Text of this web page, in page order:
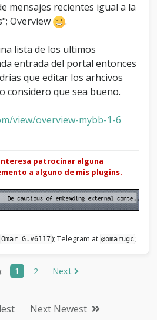
mensajes recientes igual a la
Overview
.
lista de los ultimos
entrada del portal entonces
que editar los arhcivos
considero que sea bueno.
view/overview-mybb-1-6
patrocinar alguna
a alguno de mis plugins.
Omar G.#6117); Telegram at @omarugc ;
1 2 Next
Next Newest